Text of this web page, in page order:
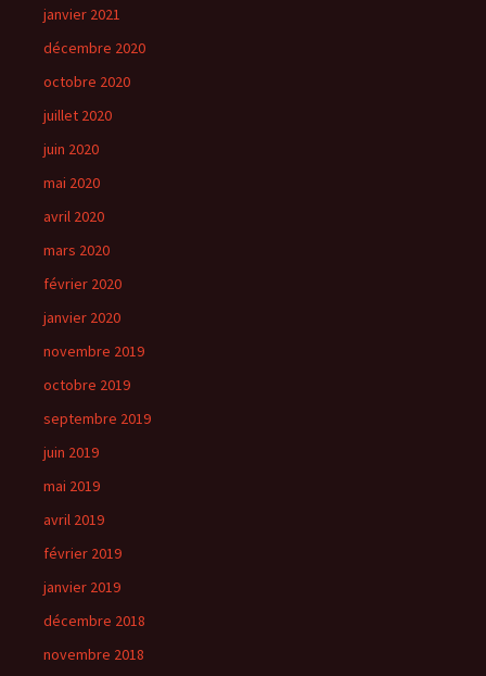
janvier 2021
décembre 2020
octobre 2020
juillet 2020
juin 2020
mai 2020
avril 2020
mars 2020
février 2020
janvier 2020
novembre 2019
octobre 2019
septembre 2019
juin 2019
mai 2019
avril 2019
février 2019
janvier 2019
décembre 2018
novembre 2018